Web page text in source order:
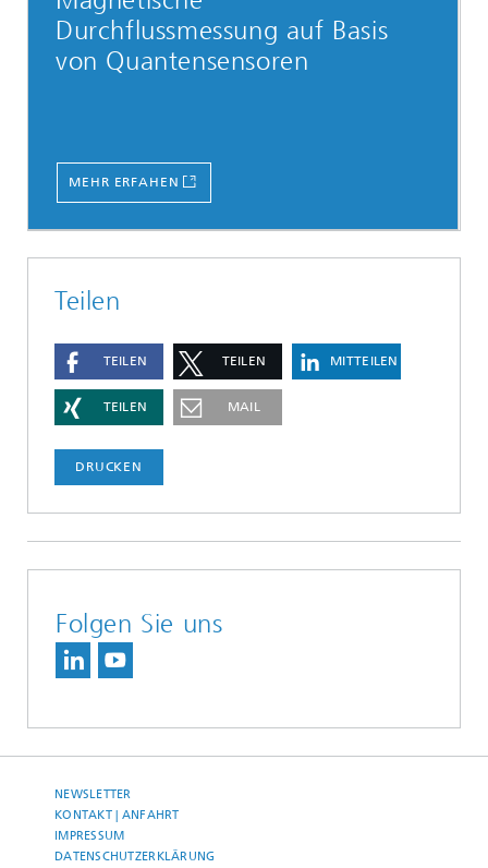
Durchflussmessung auf Basis
von Quantensensoren
MEHR ERFAHEN
Teilen
TEILEN TEILEN MITTEILEN
TEILEN MAIL
DRUCKEN
Folgen Sie uns
NEWSLETTER
KONTAKT | ANFAHRT
IMPRESSUM
DATENSCHUTZERKLÄRUNG